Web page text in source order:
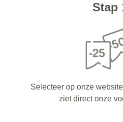
Stap
Selecteer op onze
ziet direct onze